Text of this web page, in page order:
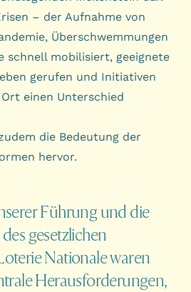
– der Aufnahme von
Überschwemmungen
mobilisiert, geeignete
gerufen und Initiativen
einen Unterschied
die Bedeutung der
hervor.
Führung und die
des gesetzlichen
Nationalewaren
Herausforderungen,